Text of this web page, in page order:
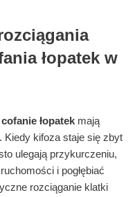
łopatek w
cofanie łopatek mają
Kiedy kifoza staje się zbyt
ulegają przykurczeniu,
i pogłębiać
rozciąganie klatki